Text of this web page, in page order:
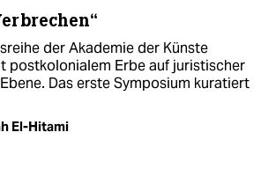
der Akademie der Künste
postkolonialem Erbe auf juristischer
Das erste Symposium kuratiert
El-Hitami